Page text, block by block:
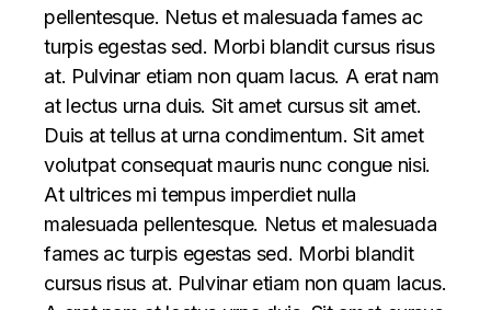
pellentesque. Netus et malesuada fames ac
turpis egestas sed. Morbi blandit cursus risus
at. Pulvinar etiam non quam lacus. A erat nam
at lectus urna duis. Sit amet cursus sit amet.
Duis at tellus at urna condimentum. Sit amet
volutpat consequat mauris nunc congue nisi.
At ultrices mi tempus imperdiet nulla
malesuada pellentesque. Netus et malesuada
fames ac turpis egestas sed. Morbi blandit
cursus risus at. Pulvinar etiam non quam lacus.